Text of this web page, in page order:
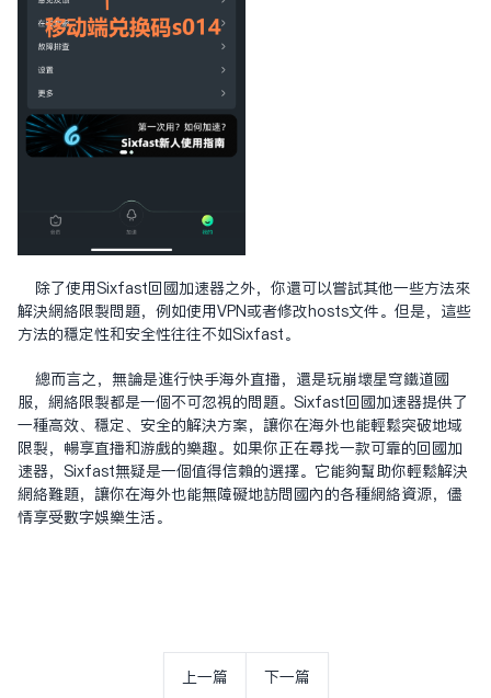
除了使用Sixfast回国加速器之外，你还可以尝试其他一些方法来
解决网络限制问题，例如使用VPN或者修改hosts文件。但是，这些
方法的稳定性和安全性往往不如Sixfast。
总而言之，无论是进行快手海外直播，还是玩崩坏星穹铁道国
服，网络限制都是一个不可忽视的问题。Sixfast回国加速器提供了
一种高效、稳定、安全的解决方案，让你在海外也能轻松突破地域
限制，畅享直播和游戏的乐趣。如果你正在寻找一款可靠的回国加
速器，Sixfast无疑是一个值得信赖的选择。它能够帮助你轻松解决
网络难题，让你在海外也能无障碍地访问国内的各种网络资源，尽
情享受数字娱乐生活。
上一篇 下一篇